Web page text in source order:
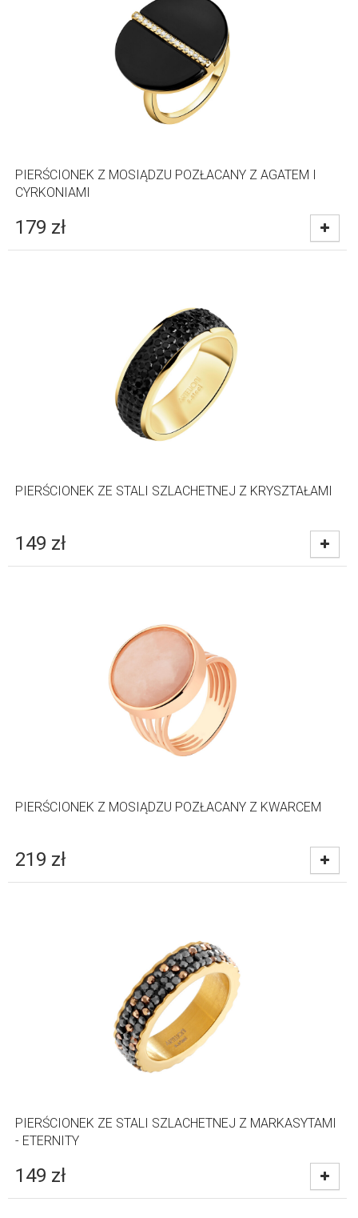
PIERŚCIONEK Z MOSIĄDZU POZŁACANY Z AGATEM I
CYRKONIAMI
179 zł
PIERŚCIONEK ZE STALI SZLACHETNEJ Z KRYSZTAŁAMI
149 zł
PIERŚCIONEK Z MOSIĄDZU POZŁACANY Z KWARCEM
219 zł
PIERŚCIONEK ZE STALI SZLACHETNEJ Z MARKASYTAMI
- ETERNITY
149 zł